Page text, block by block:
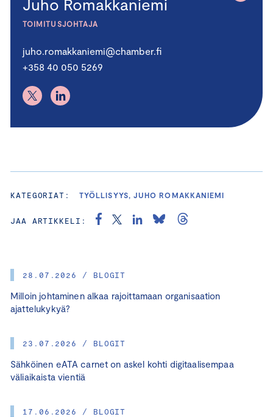
28.07.2026 / BLOGIT
Milloin johtaminen alkaa rajoittamaan organisaation
ajattelukykyä?
23.07.2026 / BLOGIT
Sähköinen eATA carnet on askel kohti digitaalisempaa
väliaikaista vientiä
17.06.2026 / BLOGIT
Juho Romakkaniemi
TOIMITUSJOHTAJA
juho.romakkaniemi@chamber.fi
+358 40 050 5269
KATEGORIAT: TYÖLLISYYS, JUHO ROMAKKANIEMI
JAA ARTIKKELI: